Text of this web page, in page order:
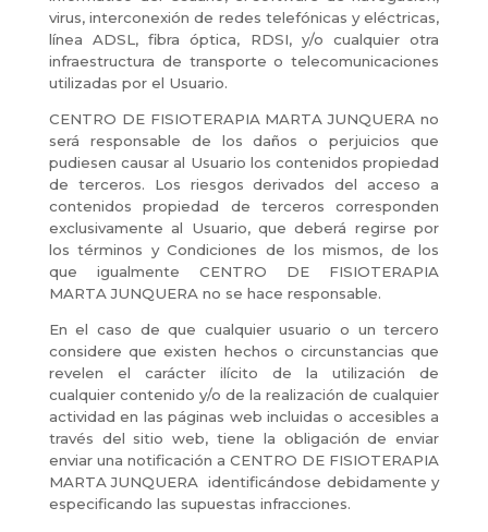
virus, interconexión de redes telefónicas y eléctricas,
línea ADSL, fibra óptica, RDSI, y/o cualquier otra
infraestructura de transporte o telecomunicaciones
utilizadas por el Usuario.
CENTRO DE FISIOTERAPIA MARTA JUNQUERA no
será responsable de los daños o perjuicios que
pudiesen causar al Usuario los contenidos propiedad
de terceros. Los riesgos derivados del acceso a
contenidos propiedad de terceros corresponden
exclusivamente al Usuario, que deberá regirse por
los términos y Condiciones de los mismos, de los
que igualmente CENTRO DE FISIOTERAPIA
MARTA JUNQUERA no se hace responsable.
En el caso de que cualquier usuario o un tercero
considere que existen hechos o circunstancias que
revelen el carácter ilícito de la utilización de
cualquier contenido y/o de la realización de cualquier
actividad en las páginas web incluidas o accesibles a
través del sitio web, tiene la obligación de enviar
enviar una notificación a CENTRO DE FISIOTERAPIA
MARTA JUNQUERA identificándose debidamente y
especificando las supuestas infracciones.